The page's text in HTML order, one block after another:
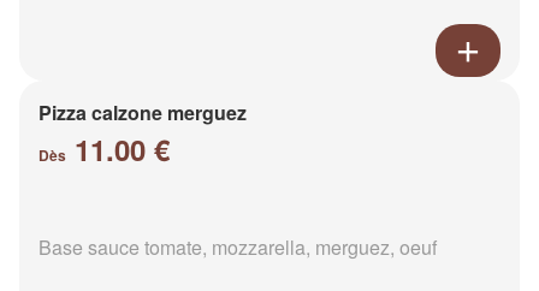
Pizza calzone merguez
Dès 11.00 €
Base sauce tomate, mozzarella, merguez, oeuf